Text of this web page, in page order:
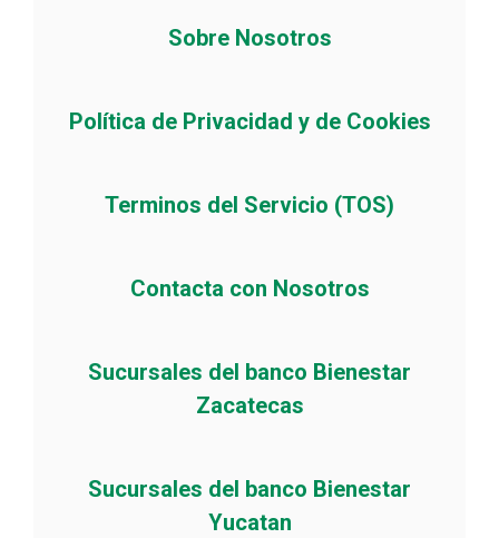
Sobre Nosotros
Política de Privacidad y de Cookies
Terminos del Servicio (TOS)
Contacta con Nosotros
Sucursales del banco Bienestar
Zacatecas
Sucursales del banco Bienestar
Yucatan